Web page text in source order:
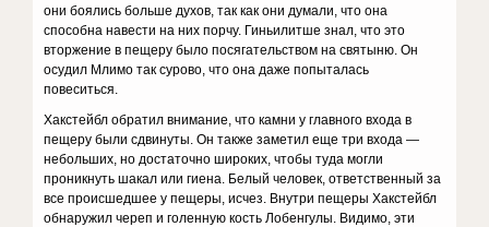
они боялись больше духов, так как они думали, что она
способна навести на них порчу. Гиньилитше знал, что это
вторжение в пещеру было посягательством на святыню. Он
осудил Млимо так сурово, что она даже попыталась
повеситься.
Хакстейбл обратил внимание, что камни у главного входа в
пещеру были сдвинуты. Он также заметил еще три входа —
небольших, но достаточно широких, чтобы туда могли
проникнуть шакал или гиена. Белый человек, ответственный за
все происшедшее у пещеры, исчез. Внутри пещеры Хакстейбл
обнаружил череп и голенную кость Лобенгулы. Видимо, эти